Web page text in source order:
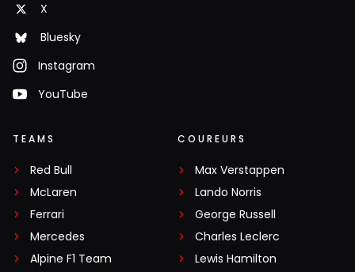
X
Bluesky
Instagram
YouTube
TEAMS
Red Bull
McLaren
Ferrari
Mercedes
Alpine F1 Team
COUREURS
Max Verstappen
Lando Norris
George Russell
Charles Leclerc
Lewis Hamilton